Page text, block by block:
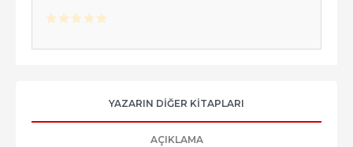
YAZARIN DIĞER KITAPLARI
AÇIKLAMA